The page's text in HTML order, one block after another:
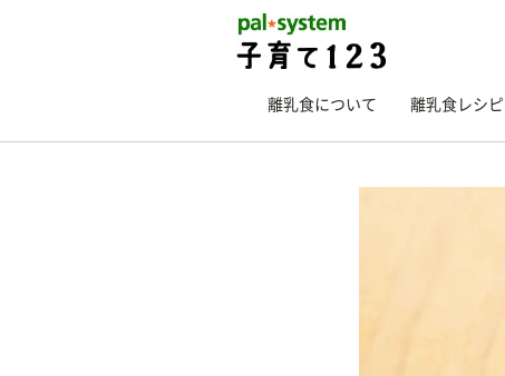
離乳食について 離乳食レシピ